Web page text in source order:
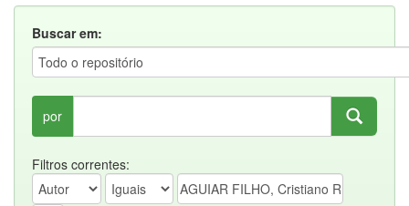
Buscar em:
por
Filtros correntes: